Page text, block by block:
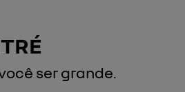
ser grande.